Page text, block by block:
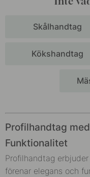
Skålhandtag
Kökshandtag
Profilhandtag
Funktionalitet
Profilhandtag
förenar elegans och